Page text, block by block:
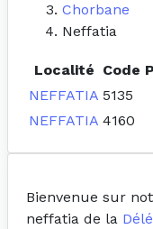
Chorbane
Neffatia
Localité Code
NEFFATIA 5135
NEFFATIA 4160
Bienvenue sur
neffatia de la